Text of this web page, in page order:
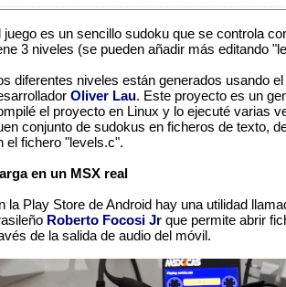
juego es un sencillo sudoku que se controla
3 niveles (se pueden añadir más editando
diferentes niveles están generados usando
Oliver Lau. Este proyecto es un
el proyecto en Linux y lo ejecuté varias
conjunto de sudokus en ficheros de texto,
el fichero "levels.c".
en un MSX real
la Play Store de Android hay una utilidad
Roberto Focosi Jr que permite abrir
de la salida de audio del móvil.